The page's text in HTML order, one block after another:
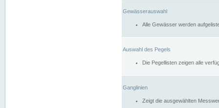
Gewässerauswahl
Alle Gewässer werden
Auswahl des Pegels
Die Pegellisten zeigen alle
Ganglinien
Zeigt die ausgewählten